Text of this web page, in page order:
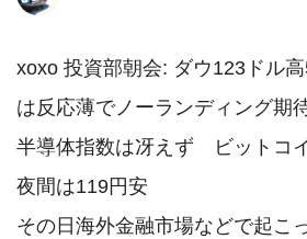
xoxo 投資部朝会: ダウ123ドル
は反応薄でノーランディング期
半導体指数は冴えず　ビットコ
夜間は119円安
その日海外金融市場などで起こ